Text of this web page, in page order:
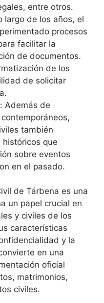
entre otros.
largo de los años, el
procesos
facilitar la
de documentos.
de los
de solicitar
Además de
también
históricos que
sobre eventos
en el pasado.
de Tárbena es una
un papel crucial en
y civiles de los
características
y la
en una
oficial
matrimonios,
civiles.